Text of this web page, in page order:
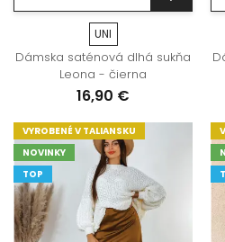
UNI
Dámska saténová dlhá sukňa
Leona - čierna
16,90 €
VYROBENÉ V TALIANSKU
NOVINKY
TOP